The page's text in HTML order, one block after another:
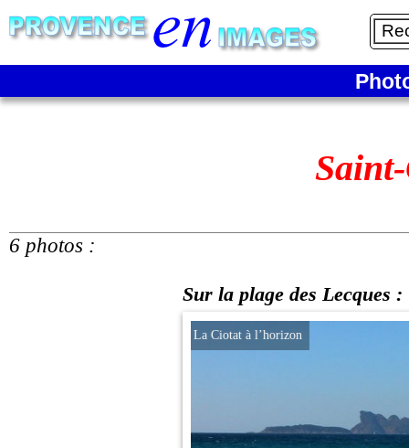
6 photos :
Sur la plage des Lecques :
La Ciotat à l’horizon